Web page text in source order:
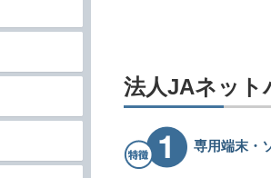
法人JAネット
専用端末・